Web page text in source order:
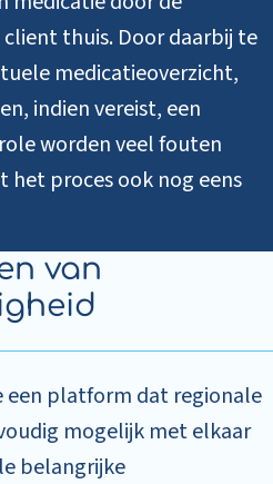
thuis. Door daarbij te
medicatieoverzicht,
indien vereist, een
worden veel fouten
proces ook nog eens
van
platform dat regionale
mogelijk met elkaar
belangrijke